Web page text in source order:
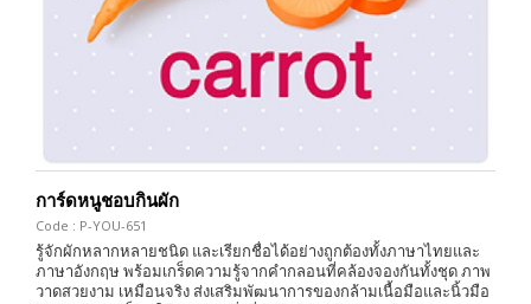
การ์ดหนูชอบกินผัก
Code : P-YOU-651
รู้จักผักหลากหลายชนิด และเรียกชื่อได้อย่างถูกต้องทั้งภาษาไทยและ
ภาษาอังกฤษ พร้อมเกร็ดความรู้จากคำกลอนที่คล้องจองกันทั้งชุด ภาพ
วาดสวยงาม เหมือนจริง ส่งเสริมพัฒนาการของกล้ามเนื้อมือและนิ้วมือ